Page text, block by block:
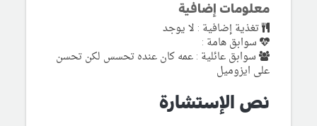
معلومات إضافية
تغذية إضافية : لا يوجد
سوابق هامة :
سوابق عائلية : عمه كان عنده تحسس لكن تحسن
على ايزوميل
نص الإستشارة